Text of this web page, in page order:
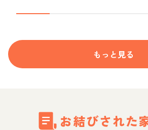
もっと見る
お結びされた